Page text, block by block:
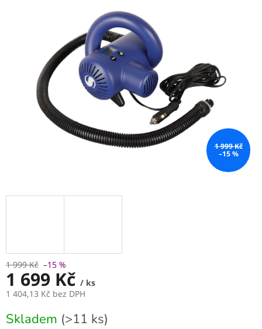
1 999 Kč
–15 %
1 999 Kč –15 %
1 699 Kč / ks
1 404,13 Kč bez DPH
cena:
Skladem (>11 ks)